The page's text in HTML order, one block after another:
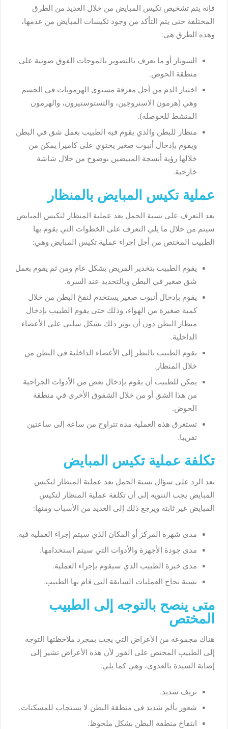
فإنه يتم تشخيص تكيس المبايض من خلال العديد من الطرق
المختلفة حتى يتم التأكد من وجود تكيسات المبايض من عدمها،
وهذه الطرق هي:
السونار أو ما يعرف بالتصوير بالموجات الفوق صوتية على
منطقة الحوض.
اختبار الدم من أجل معرفة مستوى الهرمونات في الجسم
وهي (هرمون الاستروجين، والتستوستيرون، والهرمون
المنشط للحوصلة).
منظار للبطن والذي يقوم فيه الطبيب بعمل شق في البطن
ويقوم بإدخال أنبوب صغير يحتوي على كاميرا يمكن من
خلالها رؤية أنسجة المبيضين بوضوح من خلال شاشة
خارجية.
عملية تكيس المبايض بالمنظار
بعد التعرف على نسبة الحمل بعد عملية المنظار لتكيس المبايض
سيتم من خلال ما يلي التعرف على الخطوات التي يقوم بها
الطبيب المختص من أجل إجراء عملية تكيس المبايض وهي:
يقوم الطبيب بتخدير المريض بشكل عام ومن ثم يقوم بعمل
شق صغير في البطن وبالتحديد عند السرة.
يقوم بإدخال أنبوب صغير يستخدم لنفخ البطن من خلال
كمية صغيرة من الهواء، وذلك حتى يقوم الطبيب بإدخال
منظار البطن دون أن يؤثر ذلك بشكل سلبي على الأعضاء
الداخلية.
يقوم الطبيب بالنظر إلى الأعضاء الداخلية في البطن من
خلال المنظار.
يمكن للطبيب أن يقوم بإدخال بعض من الأدوات الجراحية
من هذا الشق أو من خلال الشقوق الأخرى في منطقة
الحوض.
تستغرق هذه العملية مدة تتراوح من ساعة إلى ساعتين
تقريبا.
تكلفة عملية تكيس المبايض
بعد الرد على سؤال نسبة الحمل بعد عملية المنظار لتكيس
المبايض يجب التنويه إلى أن تكلفة عملية المنظار لتكيس
المبايض غير ثابتة ويرجع ذلك إلى العديد من الأسباب ومنها:
مدى شهرة المركز أو المكان الذي سيتم إجراء العملية فيه.
مدى جودة الأجهزة والأدوات التي سيتم استخدامها.
مدى خبرة الطبيب الذي سيقوم بإجراء العملية.
نسبة نجاح العمليات السابقة التي قام بها الطبيب.
متى ينصح بالتوجه إلى الطبيب
المختص
هناك مجموعة من الأعراض التي يجب بمجرد ملاحظتها التوجه
إلى الطبيب المختص على الفور لأن هذه الأعراض تشير إلى
إصابة السيدة بالعدوى، وهي كما يلي:
نزيف شديد.
شعور بألم شديد في منطقة البطن لا يستجاب للمسكنات.
انتفاخ منطقة البطن بشكل ملحوظ.